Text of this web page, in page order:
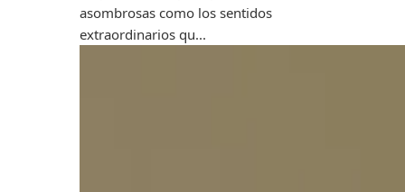
asombrosas como los sentidos
extraordinarios qu...